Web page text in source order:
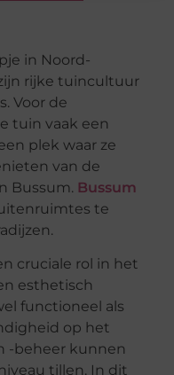
in Noord-
rijke tuincultuur
Voor de
tuin vaak een
plek waar ze
van de
Bussum. Bussum
te
cruciale rol in het
esthetisch
functioneel als
op het
-beheer kunnen
tillen. In dit